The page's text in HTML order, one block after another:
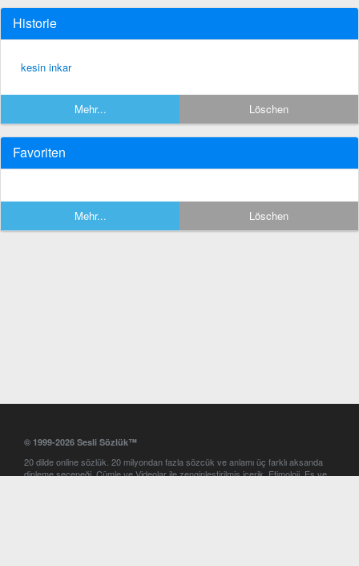
Historie
kesin inkar
Mehr... Löschen
Favoriten
Mehr... Löschen
© 1999-2026 Sesli Sözlük™
20 dilde online sözlük. 20 milyondan fazla sözcük ve anlamı üç farklı aksanda
dinleme seçeneği. Cümle ve Videolar ile zenginleştirilmiş içerik. Etimoloji, Eş ve